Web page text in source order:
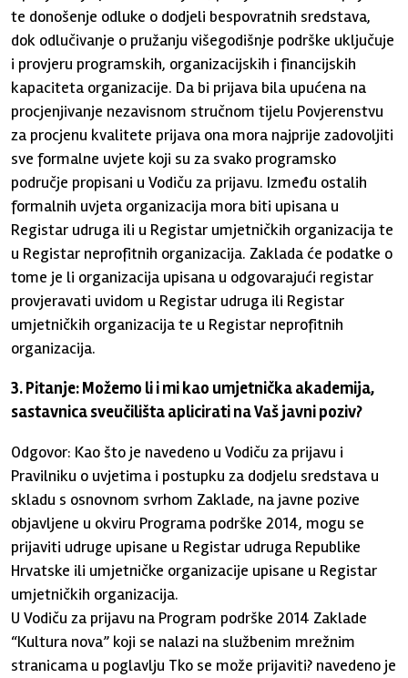
te donošenje odluke o dodjeli bespovratnih sredstava,
dok odlučivanje o pružanju višegodišnje podrške uključuje
i provjeru programskih, organizacijskih i financijskih
kapaciteta organizacije. Da bi prijava bila upućena na
procjenjivanje nezavisnom stručnom tijelu Povjerenstvu
za procjenu kvalitete prijava ona mora najprije zadovoljiti
sve formalne uvjete koji su za svako programsko
područje propisani u Vodiču za prijavu. Između ostalih
formalnih uvjeta organizacija mora biti upisana u
Registar udruga ili u Registar umjetničkih organizacija te
u Registar neprofitnih organizacija. Zaklada će podatke o
tome je li organizacija upisana u odgovarajući registar
provjeravati uvidom u Registar udruga ili Registar
umjetničkih organizacija te u Registar neprofitnih
organizacija.
3. Pitanje: Možemo li i mi kao umjetnička akademija,
sastavnica sveučilišta aplicirati na Vaš javni poziv?
Odgovor: Kao što je navedeno u Vodiču za prijavu i
Pravilniku o uvjetima i postupku za dodjelu sredstava u
skladu s osnovnom svrhom Zaklade, na javne pozive
objavljene u okviru Programa podrške 2014, mogu se
prijaviti udruge upisane u Registar udruga Republike
Hrvatske ili umjetničke organizacije upisane u Registar
umjetničkih organizacija.
U Vodiču za prijavu na Program podrške 2014 Zaklade
“Kultura nova” koji se nalazi na službenim mrežnim
stranicama u poglavlju Tko se može prijaviti? navedeno je